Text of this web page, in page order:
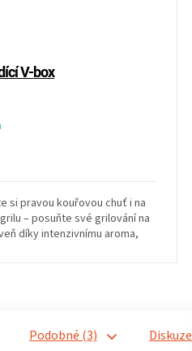
V-box
si pravou kouřovou chuť i na
– posuňte své grilování na
díky intenzivnímu aroma,
Podobné (3) Diskuze